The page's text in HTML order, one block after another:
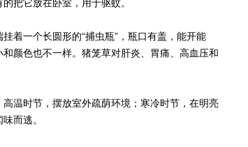
把它放在卧室，用于驱蚊。
着一个长圆形的“捕虫瓶”，瓶口有盖，能开能
颜色也不一样。猪笼草对肝炎、胃痛、高血压和
温时节，摆放室外疏荫环境；寒冷时节，在明亮
而逃。